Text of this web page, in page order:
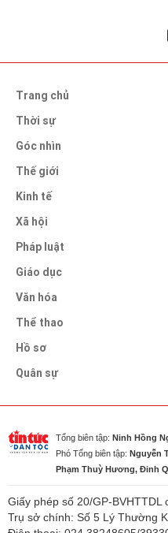
Trang chủ
Thời sự
Góc nhìn
Thế giới
Kinh tế
Xã hội
Pháp luật
Giáo dục
Văn hóa
Thể thao
Hồ sơ
Quân sự
Tổng biên tập: Ninh Hồng
Phó Tổng biên tập: Nguyễn
Phạm Thuỳ Hương, Đinh
Giấy phép số 20/GP-BVHTTDL
Trụ sở chính: Số 5 Lý Thường